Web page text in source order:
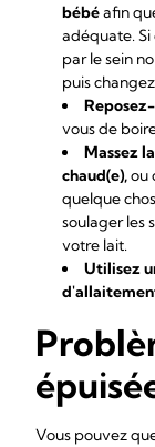
bébéafin
adéquate.
par le sein
puis
vous de
Massez
chaud(e),ou
quelque
soulager les
votre lait.
Utilisez
Vous pouvez